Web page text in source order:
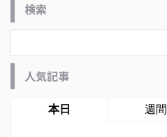
検索
人気記事
本日 週間